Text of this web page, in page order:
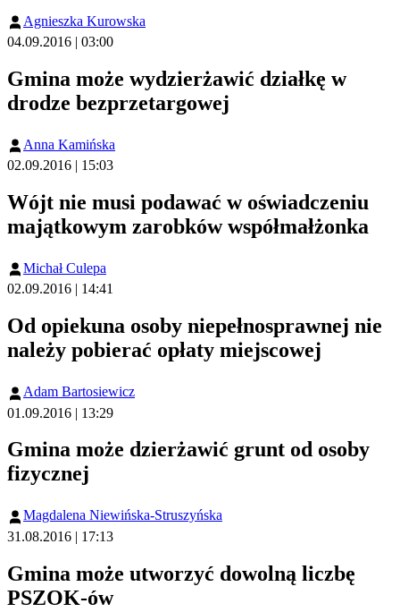
Agnieszka Kurowska
04.09.2016 | 03:00
Gmina może wydzierżawić działkę w
drodze bezprzetargowej
Anna Kamińska
02.09.2016 | 15:03
Wójt nie musi podawać w oświadczeniu
majątkowym zarobków współmałżonka
Michał Culepa
02.09.2016 | 14:41
Od opiekuna osoby niepełnosprawnej nie
należy pobierać opłaty miejscowej
Adam Bartosiewicz
01.09.2016 | 13:29
Gmina może dzierżawić grunt od osoby
fizycznej
Magdalena Niewińska-Struszyńska
31.08.2016 | 17:13
Gmina może utworzyć dowolną liczbę
PSZOK-ów